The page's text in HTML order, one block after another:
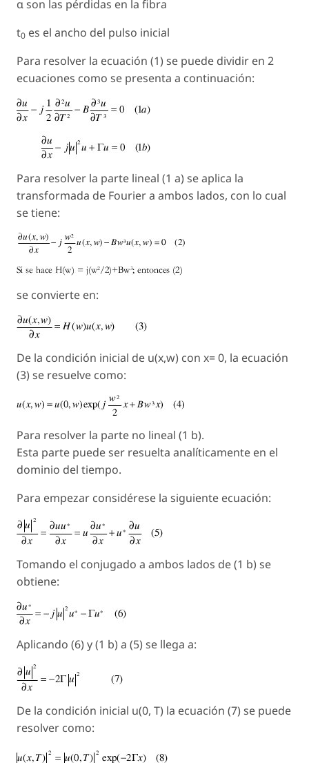
α son las pérdidas en la fibra
t0 es el ancho del pulso inicial
Para resolver la ecuación (1) se puede dividir en 2
ecuaciones como se presenta a continuación:
Para resolver la parte lineal (1 a) se aplica la
transformada de Fourier a ambos lados, con lo cual
se tiene:
se convierte en:
De la condición inicial de u(x,w) con x= 0, la ecuación
(3) se resuelve como:
Para resolver la parte no lineal (1 b).
Esta parte puede ser resuelta analíticamente en el
dominio del tiempo.
Para empezar considérese la siguiente ecuación:
Tomando el conjugado a ambos lados de (1 b) se
obtiene:
Aplicando (6) y (1 b) a (5) se llega a:
De la condición inicial u(0, T) la ecuación (7) se puede
resolver como: